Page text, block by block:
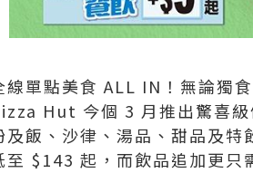
線單點美食 ALL IN！無論獨
Hut 今個 3 月推出驚喜
及飯、沙律、湯品、甜品及
至 $143 起，而飲品追加更只